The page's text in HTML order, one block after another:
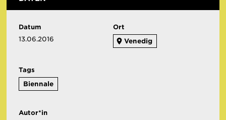
Datum
13.06.2016
Ort
Venedig
Tags
Biennale
Autor*in